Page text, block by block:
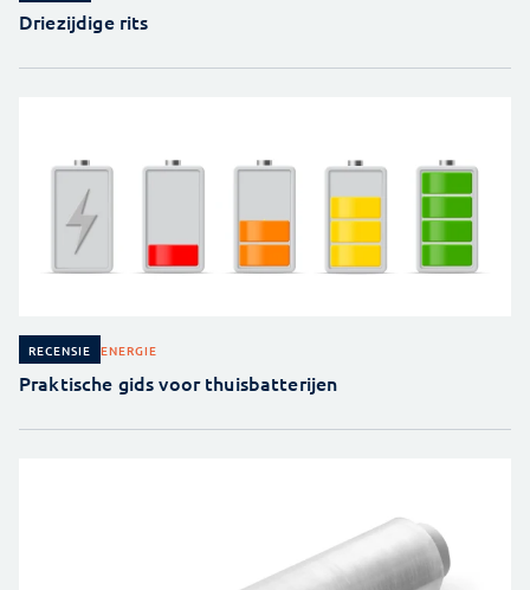
Driezijdige rits
RECENSIE ENERGIE
Praktische gids voor thuisbatterijen